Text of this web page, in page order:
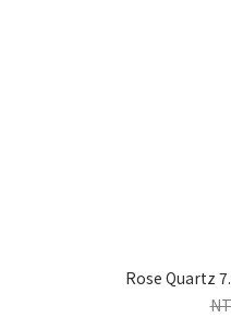
Rose Quartz